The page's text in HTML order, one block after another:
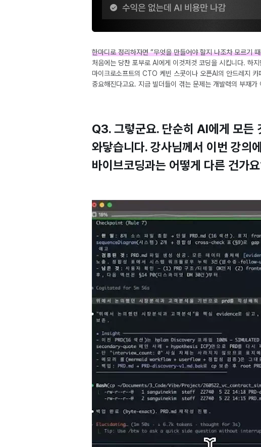
한마디로 정리하자면 “무엇을 만들어야 할지 나조차 모르기
처음에는 당찬 포부로 AI에게 이것저것 코딩을 시킵니다. 하
마이크로소프트의 CTO 케빈 스콧이나 오픈AI의 안드레지
중요해진다고요. 지금 빌더들이 겪는 문제는 개발력의 부재
Q3. 그렇군요. 단순히 AI에게 모든
와닿습니다. 강사님께서 이번 강의
바이브코딩과는 어떻게 다른 건가